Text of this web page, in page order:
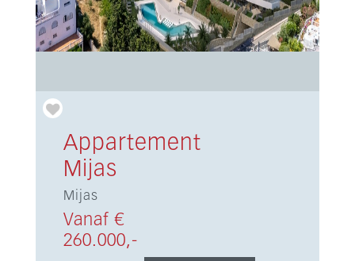
Appartement
Mijas
Mijas
Vanaf €
260.000,-